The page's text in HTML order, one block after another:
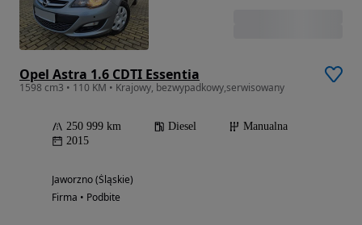
Opel Astra 1.6 CDTI Essentia
1598 cm3 • 110 KM • Krajowy, bezwypadkowy,serwisowany
250 999 km Diesel
Manualna
2015
Jaworzno (Śląskie)
Firma • Podbite